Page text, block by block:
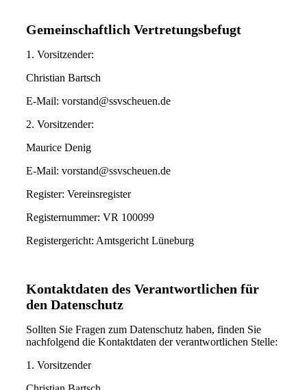
Gemeinschaftlich Vertretungsbefugt
1. Vorsitzender:
Christian Bartsch
E-Mail: vorstand@ssvscheuen.de
2. Vorsitzender:
Maurice Denig
E-Mail: vorstand@ssvscheuen.de
Register: Vereinsregister
Registernummer: VR 100099
Registergericht: Amtsgericht Lüneburg
Kontaktdaten des Verantwortlichen für
den Datenschutz
Sollten Sie Fragen zum Datenschutz haben, finden Sie
nachfolgend die Kontaktdaten der verantwortlichen Stelle:
1. Vorsitzender